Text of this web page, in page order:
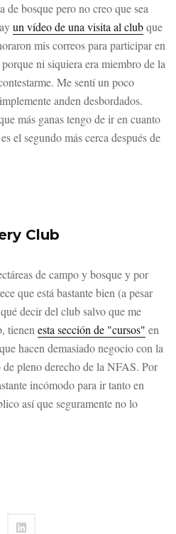
de bosque pero no creo que sea
un vídeo de una visita al clubque
mis correos para participar en
ni siquiera era miembro de la
Me sentí un poco
anden desbordados.
más ganas tengo de ir en cuanto
el segundo más cerca después de
Club
de campo y bosque y por
que está bastante bien (a pesar
decir del club salvo que me
tienen esta sección de "cursos" en
hacen demasiado negocio con la
pleno derecho de la NFAS. Por
incómodo para ir tanto en
así que seguramente no lo